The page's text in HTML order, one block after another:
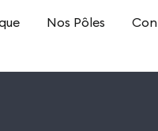
Nos Pôles